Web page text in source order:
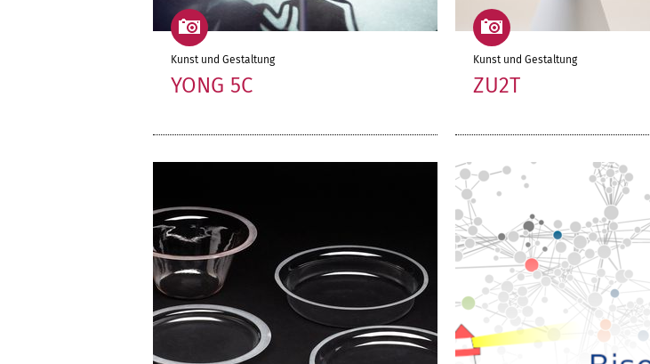
YONG 5C
Kunst und Gestaltung
ZU2T
Kunst und Gestaltung